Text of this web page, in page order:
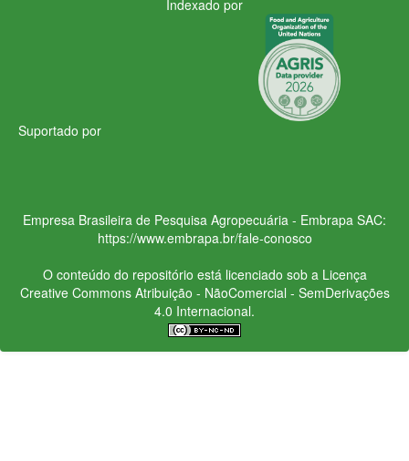
Indexado por
Suportado por
Empresa Brasileira de Pesquisa Agropecuária - Embrapa SAC:
https://www.embrapa.br/fale-conosco
O conteúdo do repositório está licenciado sob a Licença
Creative CommonsAtribuição - NãoComercial - SemDerivações
4.0 Internacional.